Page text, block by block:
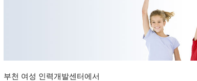
부천 여성 인력개발센터에서